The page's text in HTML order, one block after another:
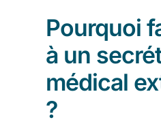
Pourquoi
à un
médical
?